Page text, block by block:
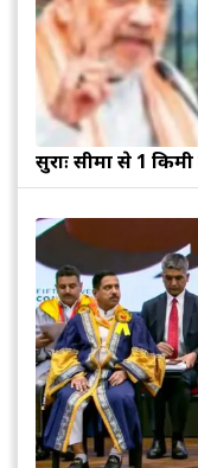
सुरक्षाः सीमा से 1